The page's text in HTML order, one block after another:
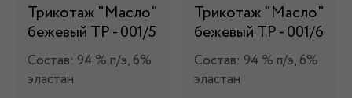
Трикотаж "Масло"
бежевый ТР - 001/5
Состав: 94 % п/э, 6%
эластан
Трикотаж "Масло"
бежевый ТР - 001/6
Состав: 94 % п/э, 6%
эластан